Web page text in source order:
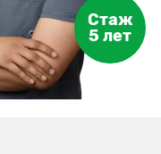
Стаж
5 лет